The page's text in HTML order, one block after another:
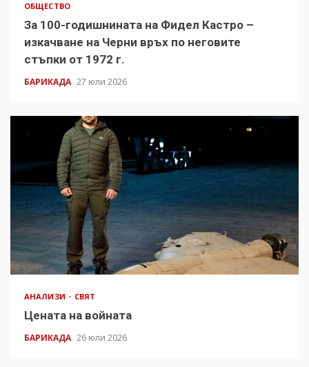
ОБЩЕСТВО
За 100-годишнината на Фидел Кастро –
изкачване на Черни връх по неговите
стъпки от 1972 г.
БАРИКАДА 27 юли 2026
АНАЛИЗИ СВЯТ
Цената на войната
БАРИКАДА 26 юли 2026